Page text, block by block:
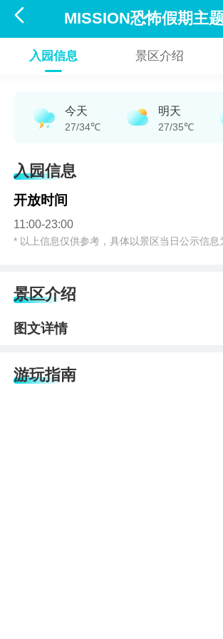
 MISSION恐怖假期主
入园信息 景区介绍
今天
27/34℃
明天
27/35℃
入园信息
开放时间
11:00-23:00
* 以上信息仅供参考，具体以景区当日公示信息
景区介绍
图文详情
游玩指南